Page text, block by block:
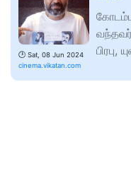
🕑 Sat, 08 Jun 2024
cinema.vikatan.com